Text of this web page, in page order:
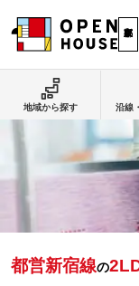
都営新宿線の
地域から探す 沿線